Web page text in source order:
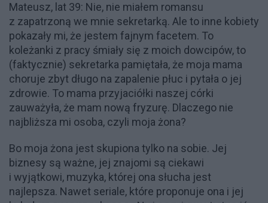
Mateusz, lat 39: Nie, nie miałem romansu
z zapatrzoną we mnie sekretarką. Ale to inne kobiety
pokazały mi, że jestem fajnym facetem. To
koleżanki z pracy śmiały się z moich dowcipów, to
(faktycznie) sekretarka pamiętała, że moja mama
choruje zbyt długo na zapalenie płuc i pytała o jej
zdrowie. To mama przyjaciółki naszej córki
zauważyła, że mam nową fryzurę. Dlaczego nie
najbliższa mi osoba, czyli moja żona?
Bo moja żona jest skupiona tylko na sobie. Jej
biznesy są ważne, jej znajomi są ciekawi
i wyjątkowi, muzyka, której ona słucha jest
najlepsza. Nawet seriale, które proponuje ona i jej